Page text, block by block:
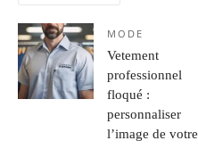
MODE
Vetement
professionnel
floqué :
personnaliser
l’image de votre